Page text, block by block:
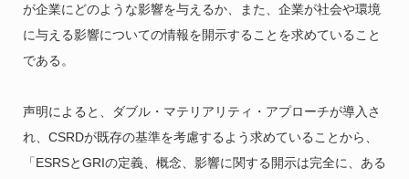
が企業にどのような影響を与えるか、また、企業が社会や環境
に与える影響についての情報を開示することを求めていること
である。
声明によると、ダブル・マテリアリティ・アプローチが導入さ
れ、CSRDが既存の基準を考慮するよう求めていることから、
「ESRSとGRIの定義、概念、影響に関する開示は完全に、ある